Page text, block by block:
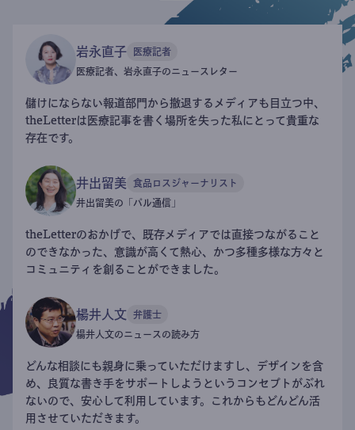
岩永直子 医療記者
医療記者、岩永直子のニュースレター
儲けにならない報道部門から撤退するメディアも目立つ中、
theLetterは医療記事を書く場所を失った私にとって貴重な
存在です。
井出留美 食品ロスジャーナリスト
井出留美の「パル通信」
theLetterのおかげで、既存メディアでは直接つながること
のできなかった、意識が高くて熱心、かつ多種多様な方々と
コミュニティを創ることができました。
楊井人文 弁護士
楊井人文のニュースの読み方
どんな相談にも親身に乗っていただけますし、デザインを含
め、良質な書き手をサポートしようというコンセプトがぶれ
ないので、安心して利用しています。これからもどんどん活
用させていただきます。